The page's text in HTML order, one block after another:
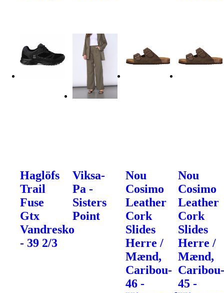
Haglöfs
Trail
Fuse
Gtx
Vandresko
- 39 2/3
Viksa-
Pa -
Sisters
Point
Nou
Cosimo
Leather
Cork
Slides
Herre /
Mænd,
Caribou-
46 -
Nou
Cosimo
Leather
Cork
Slides
Herre /
Mænd,
45 -